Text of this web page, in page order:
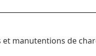
manutentions de